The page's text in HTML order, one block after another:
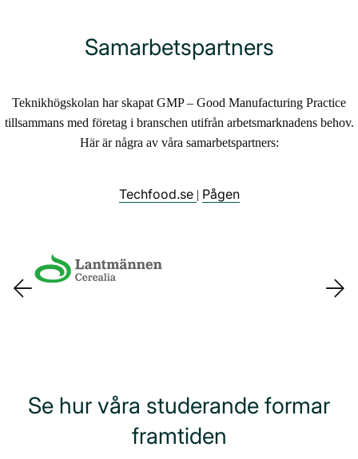
Samarbetspartners
Teknikhögskolan har skapat GMP – Good Manufacturing Practice
tillsammans med företag i branschen utifrån arbetsmarknadens behov.
Här är några av våra samarbetspartners:
Techfood.se | Pågen
Se hur våra studerande formar
framtiden